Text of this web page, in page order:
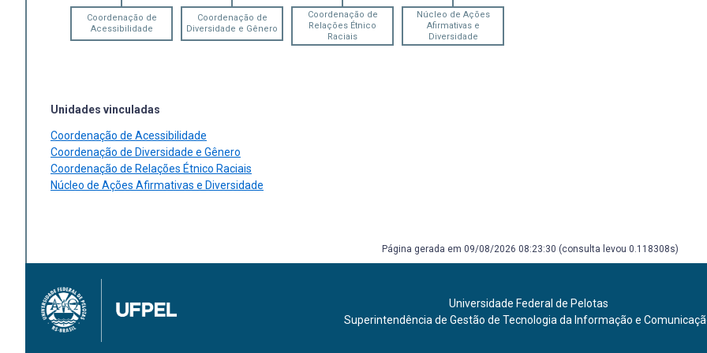
Coordenação de
Acessibilidade
Coordenação de
Diversidade e Gênero
Coordenação de
Relações Étnico
Raciais
Núcleo de Ações
Afirmativas e
Diversidade
Unidades vinculadas
Coordenação de Acessibilidade
Coordenação de Diversidade e Gênero
Coordenação de Relações Étnico Raciais
Núcleo de Ações Afirmativas e Diversidade
Página gerada em 09/08/2026 08:23:30 (consulta levou 0.118308s)
Universidade Federal de Pelotas
Superintendência de Gestão de Tecnologia da Informação e